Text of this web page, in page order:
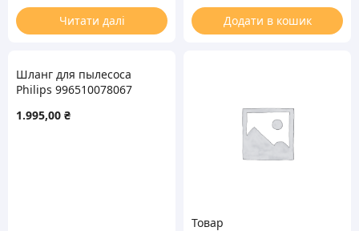
Читати далі Додати в кошик
Шланг для пылесоса
Philips 996510078067
1.995,00 ₴
Товар